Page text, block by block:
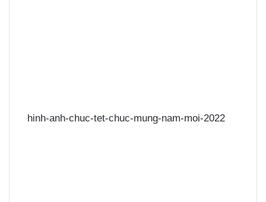
hinh-anh-chuc-tet-chuc-mung-nam-moi-2022